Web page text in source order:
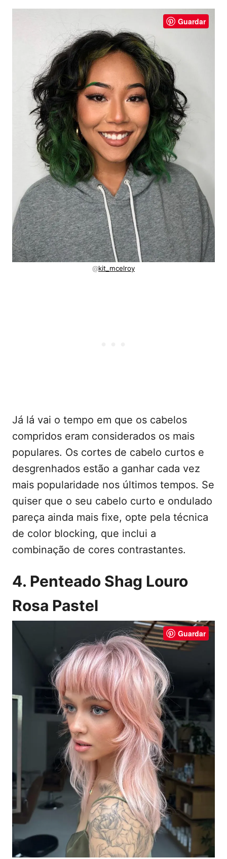
Guardar
@kit_mcelroy
Já lá vai o tempo em que os cabelos
compridos eram considerados os mais
populares. Os cortes de cabelo curtos e
desgrenhados estão a ganhar cada vez
mais popularidade nos últimos tempos. Se
quiser que o seu cabelo curto e ondulado
pareça ainda mais fixe, opte pela técnica
de color blocking, que inclui a
combinação de cores contrastantes.
4. Penteado Shag Louro
Rosa Pastel
Guardar